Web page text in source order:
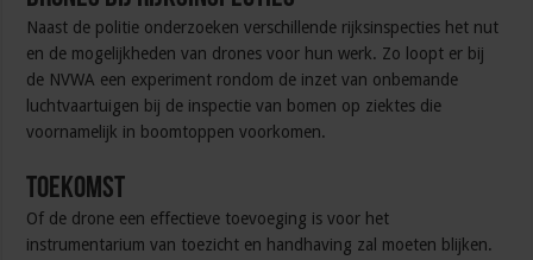
Naast de politie onderzoeken verschillende rijksinspecties het nut
en de mogelijkheden van drones voor hun werk. Zo loopt er bij
de NVWA een experiment rondom de inzet van onbemande
luchtvaartuigen bij de inspectie van bomen op ziektes die
voornamelijk in boomtoppen voorkomen.
Toekomst
Of de drone een effectieve toevoeging is voor het
instrumentarium van toezicht en handhaving zal moeten blijken.